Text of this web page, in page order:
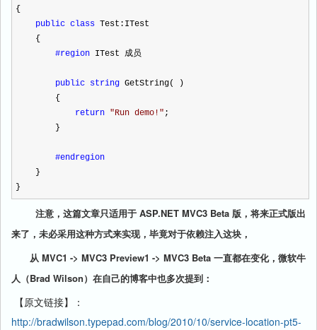
{
public class Test:ITest
{
#region ITest 成员
public string GetString( )
{
return "Run demo! " ;
}
#endregion
}
}
注意，这篇文章只适用于 ASP.NET MVC3 Beta 版，将来正式版出
来了，未必采用这种方式来实现，毕竟对于依赖注入这块，
从 MVC1 -> MVC3 Preview1 -> MVC3 Beta 一直都在变化，微软牛
人（Brad Wilson）在自己的博客中也多次提到：
【原文链接】：
http://bradwilson.typepad.com/blog/2010/10/service-location-pt5-